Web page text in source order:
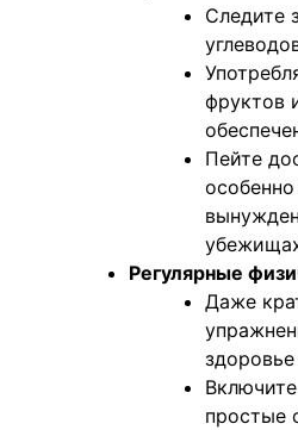
Следите
фруктов
Пейте
Регулярные
Даже
простые